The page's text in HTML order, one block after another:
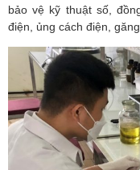
bảo vệ kỹ thuật số,
điện, ủng cách điện,